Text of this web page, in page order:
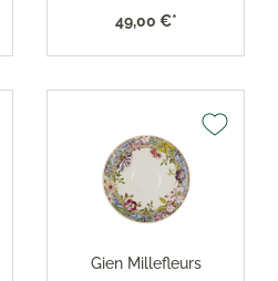
49,00 €*
Gien Millefleurs